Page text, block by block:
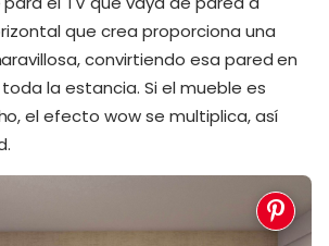
que crea proporciona una
convirtiendo esa pared en
la estancia. Si el mueble es
el efecto wow se multiplica, así